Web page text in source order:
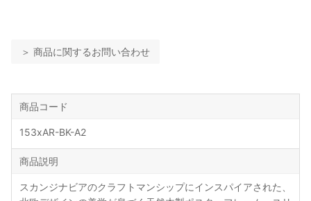
＞ 商品に関するお問い合わせ
商品コード
153xAR-BK-A2
商品説明
スカンジナビアのクラフトマンシップにインスパイアされた、